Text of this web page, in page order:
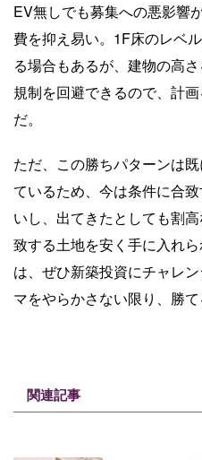
EV無しでも募集への悪影響
費を抑え易い。1F床のレベ
る場合もあるが、建物の高
規制を回避できるので、計
だ。
ただ、この勝ちパターンは
ているため、今は条件に合
いし、出てきたとしても割
致する土地を安く手に入れ
は、ぜひ新築投資にチャレ
マをやらかさない限り、勝て
関連記事